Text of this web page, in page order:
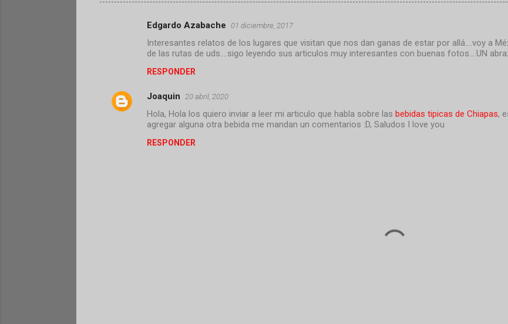
n
Edgardo Azabache 01 diciembre, 2017
Interesantes relatos de los lugares que visitan que nos dan ganas de estar por allá....voy a
de las rutas de uds....sigo leyendo sus articulos muy interesantes con buenas fotos....UN
RESPONDER
Joaquin 20 abril, 2020
Hola, Hola los quiero inviar a leer mi articulo que habla sobre las bebidas tipicas de Chiapas,
agregar alguna otra bebida me mandan un comentarios :D, Saludos I love you
RESPONDER